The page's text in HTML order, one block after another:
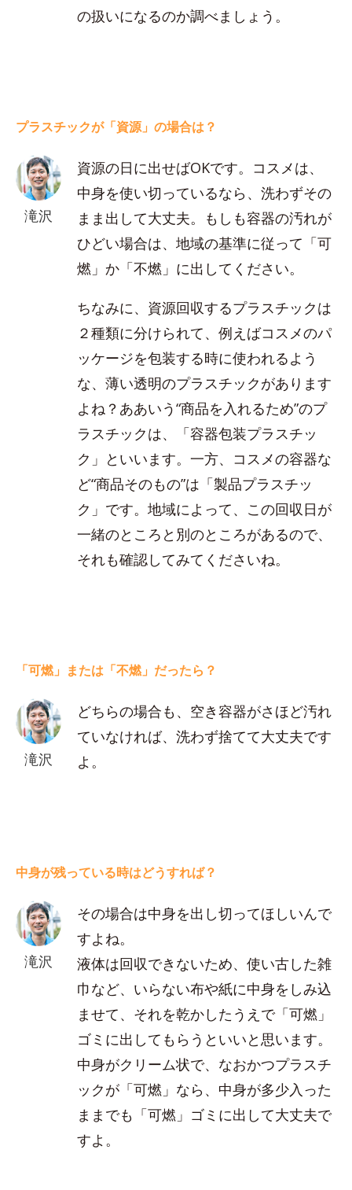
の扱いになるのか調べましょう。
プラスチックが「資源」の場合は？
滝沢
資源の日に出せばOKです。コスメは、
中身を使い切っているなら、洗わずその
まま出して大丈夫。もしも容器の汚れが
ひどい場合は、地域の基準に従って「可
燃」か「不燃」に出してください。
ちなみに、資源回収するプラスチックは
２種類に分けられて、例えばコスメのパ
ッケージを包装する時に使われるよう
な、薄い透明のプラスチックがあります
よね？ああいう“商品を入れるため”のプ
ラスチックは、「容器包装プラスチッ
ク」といいます。一方、コスメの容器な
ど“商品そのもの”は「製品プラスチッ
ク」です。地域によって、この回収日が
一緒のところと別のところがあるので、
それも確認してみてくださいね。
「可燃」または「不燃」だったら？
滝沢
どちらの場合も、空き容器がさほど汚れ
ていなければ、洗わず捨てて大丈夫です
よ。
中身が残っている時はどうすれば？
滝沢
その場合は中身を出し切ってほしいんで
すよね。
液体は回収できないため、使い古した雑
巾など、いらない布や紙に中身をしみ込
ませて、それを乾かしたうえで「可燃」
ゴミに出してもらうといいと思います。
中身がクリーム状で、なおかつプラスチ
ックが「可燃」なら、中身が多少入った
ままでも「可燃」ゴミに出して大丈夫で
すよ。